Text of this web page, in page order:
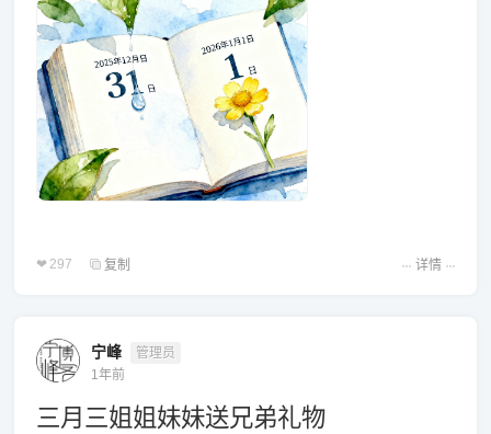
297 复制 详情
宁峰
管理员
1年前
三月三姐姐妹妹送兄弟礼物